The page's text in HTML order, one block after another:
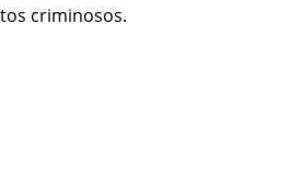
criminosos.